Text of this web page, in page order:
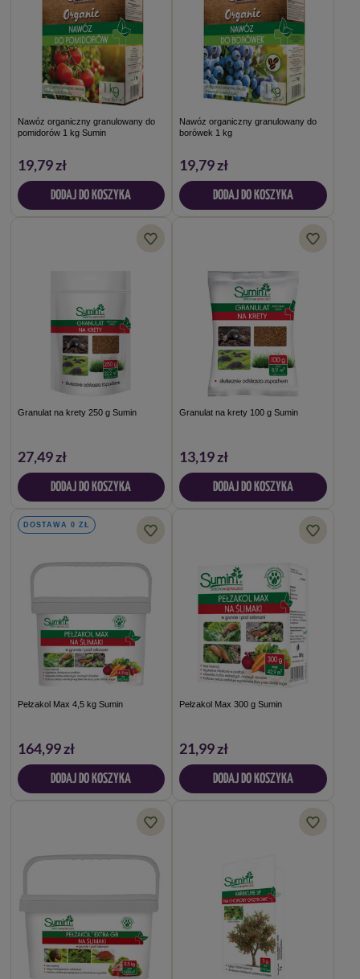
Nawóz organiczny granulowany do
pomidorów 1 kg Sumin
19,79 zł
DODAJ DO KOSZYKA
Nawóz organiczny granulowany do
borówek 1 kg
19,79 zł
DODAJ DO KOSZYKA
Granulat na krety 250 g Sumin
27,49 zł
DODAJ DO KOSZYKA
Granulat na krety 100 g Sumin
13,19 zł
DODAJ DO KOSZYKA
DOSTAWA 0 ZŁ
Pełzakol Max 4,5 kg Sumin
164,99 zł
DODAJ DO KOSZYKA
Pełzakol Max 300 g Sumin
21,99 zł
DODAJ DO KOSZYKA